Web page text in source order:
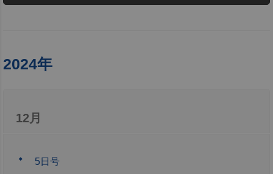
2024年
12月
5日号